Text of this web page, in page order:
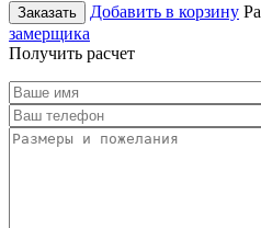
Заказать Добавить в корзину
замерщика
Получить расчет